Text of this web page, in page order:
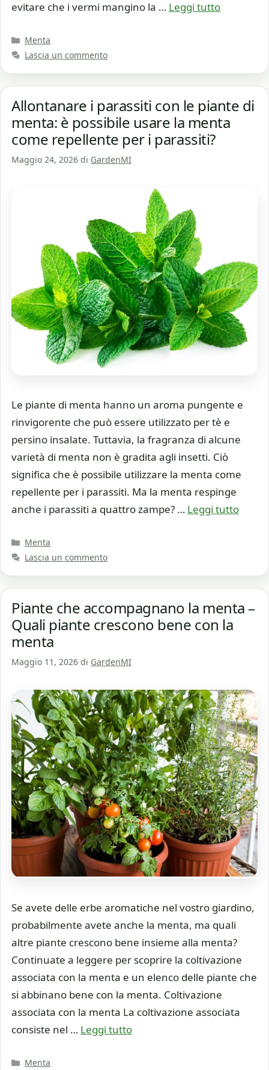
evitare che i vermi mangino la … Leggi tutto
Categorie
Menta
Lascia un commento
Allontanare i parassiti con le piante di
menta: è possibile usare la menta
come repellente per i parassiti?
Maggio 24, 2026 di GardenMI
Le piante di menta hanno un aroma pungente e
rinvigorente che può essere utilizzato per tè e
persino insalate. Tuttavia, la fragranza di alcune
varietà di menta non è gradita agli insetti. Ciò
significa che è possibile utilizzare la menta come
repellente per i parassiti. Ma la menta respinge
anche i parassiti a quattro zampe? … Leggi tutto
Categorie
Menta
Lascia un commento
Piante che accompagnano la menta –
Quali piante crescono bene con la
menta
Maggio 11, 2026 di GardenMI
Se avete delle erbe aromatiche nel vostro giardino,
probabilmente avete anche la menta, ma quali
altre piante crescono bene insieme alla menta?
Continuate a leggere per scoprire la coltivazione
associata con la menta e un elenco delle piante che
si abbinano bene con la menta. Coltivazione
associata con la menta La coltivazione associata
consiste nel … Leggi tutto
Categorie
Menta